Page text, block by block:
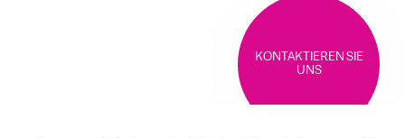
KONTAKTIEREN SIE
UNS